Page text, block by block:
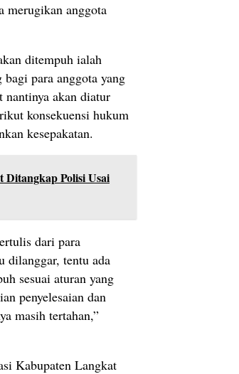
merugikan anggota
ditempuh ialah
para anggota yang
nantinya akan diatur
konsekuensi hukum
kesepakatan.
Polisi Usai
dari para
dilanggar, tentu ada
sesuai aturan yang
penyelesaian dan
masih tertahan,”
Kabupaten Langkat